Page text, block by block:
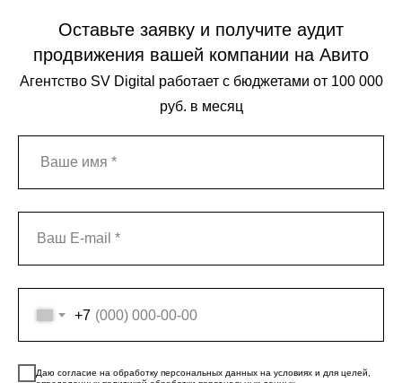
Оставьте заявку и получите аудит
продвижения вашей компании на Авито
Агентство SV Digital работает с бюджетами от 100 000
руб. в месяц
+7
Даю согласие на обработку персональных данных на условиях и для целей,